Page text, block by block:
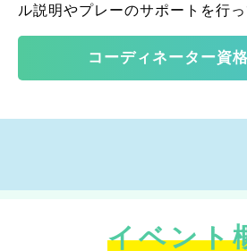
ル説明やプレーのサポートを行っ
コーディネーター資
イベント